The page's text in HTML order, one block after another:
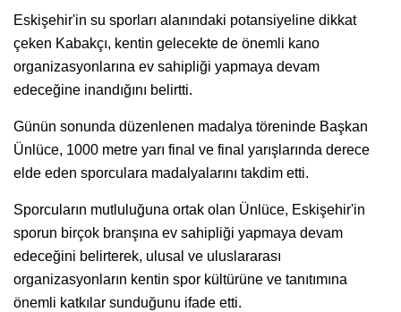
Eskişehir'in su sporları alanındaki potansiyeline dikkat
çeken Kabakçı, kentin gelecekte de önemli kano
organizasyonlarına ev sahipliği yapmaya devam
edeceğine inandığını belirtti.
Günün sonunda düzenlenen madalya töreninde Başkan
Ünlüce, 1000 metre yarı final ve final yarışlarında derece
elde eden sporculara madalyalarını takdim etti.
Sporcuların mutluluğuna ortak olan Ünlüce, Eskişehir'in
sporun birçok branşına ev sahipliği yapmaya devam
edeceğini belirterek, ulusal ve uluslararası
organizasyonların kentin spor kültürüne ve tanıtımına
önemli katkılar sunduğunu ifade etti.